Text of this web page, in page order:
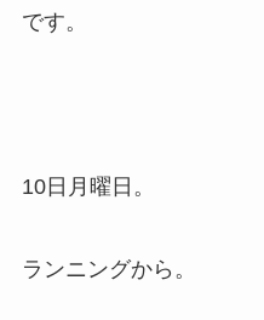
です。
10日月曜日。
ランニングから。